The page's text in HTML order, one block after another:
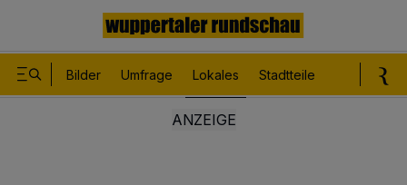
Bilder Umfrage Lokales Stadtteile